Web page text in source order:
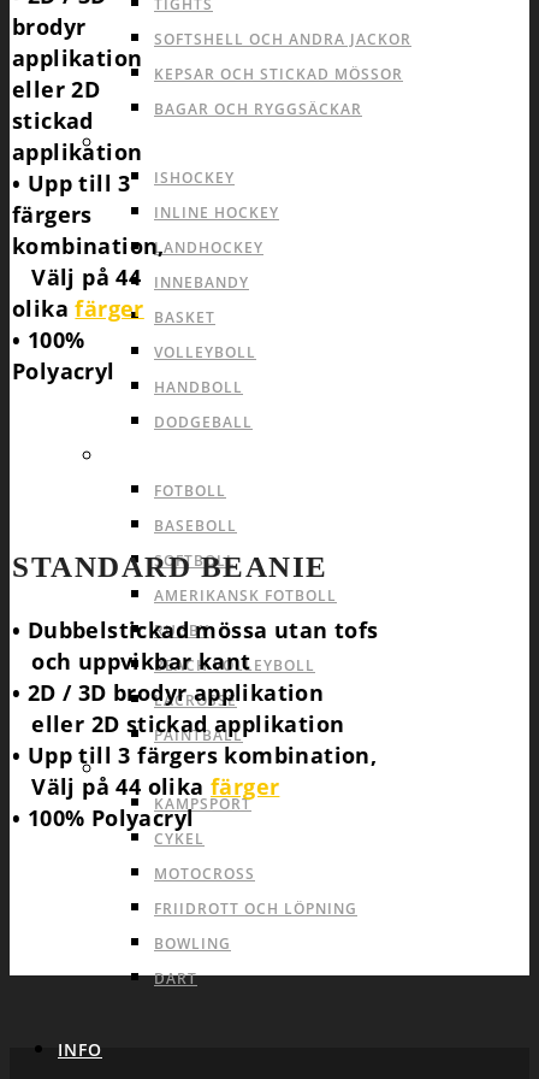
TIGHTS
SOFTSHELL OCH ANDRA JACKOR
KEPSAR OCH STICKAD MÖSSOR
BAGAR OCH RYGGSÄCKAR
INOMHUS LAGSPORTER
ISHOCKEY
INLINE HOCKEY
LANDHOCKEY
INNEBANDY
BASKET
VOLLEYBOLL
HANDBOLL
DODGEBALL
FOTBOLL
BASEBOLL
SOFTBOLL
AMERIKANSK FOTBOLL
RUGBY
BEACH VOLLEYBOLL
LACROSSE
PAINTBALL
INDIVID OCH ANDRA SPORTER
KAMPSPORT
CYKEL
MOTOCROSS
FRIIDROTT OCH LÖPNING
BOWLING
DART
INFO
brodyr
applikation
eller 2D
stickad
applikation
• Upp till 3
färgers
kombination,
Välj på 44
olikafärger
• 100%
Polyacryl
STANDARD BEANIE
• Dubbelstickad mössa utan tofs
och uppvikbar kant
• 2D / 3D brodyr applikation
eller 2D stickad applikation
• Upp till 3 färgers kombination,
Välj på 44 olika färger
• 100% Polyacryl